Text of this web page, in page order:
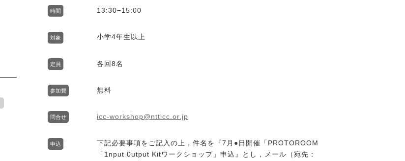
時間 13:30−15:00
対象 小学4年生以上
定員 各回8名
参加費 無料
問合せ icc-workshop@ntticc.or.jp
申込
下記必要事項をご記入の上，件名を『7月●日開催「PROTOROOM
「1nput 0utput Kitワークショップ」申込』とし，メール（宛先：